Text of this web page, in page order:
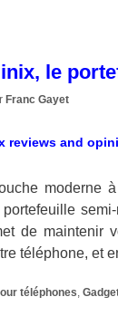
le
Franc Gayet
moderne
de maintenir
téléphone, et
téléphones,